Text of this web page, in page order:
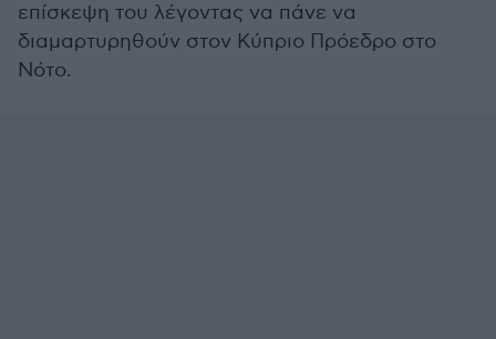
επίσκεψη του λέγοντας να πάνε να
διαμαρτυρηθούν στον Κύπριο Πρόεδρο στο
Νότο.